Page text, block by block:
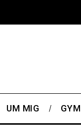
UM MIG